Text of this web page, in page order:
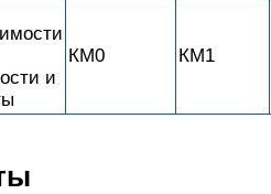
и
КМ0 КМ1